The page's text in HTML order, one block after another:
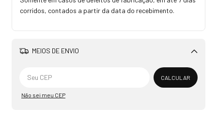
corridos, contados a partir da data do recebimento.
MEIOS DE ENVIO
Alterar CEP
CALCULAR
Não sei meu CEP